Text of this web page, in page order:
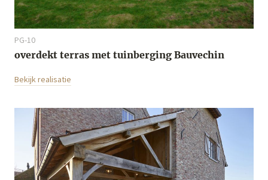
PG-10
overdekt terras met tuinberging Bauvechin
Bekijk realisatie